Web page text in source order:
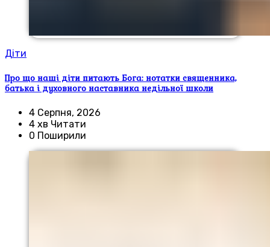
Діти
Про що наші діти питають Бога: нотатки священника,
батька і духовного наставника недільної школи
4 Серпня, 2026
4 хв Читати
0 Поширили